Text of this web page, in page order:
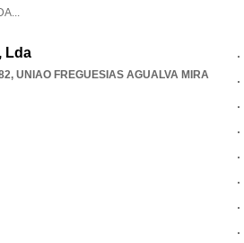
...
Lda
, UNIAO FREGUESIAS AGUALVA MIRA